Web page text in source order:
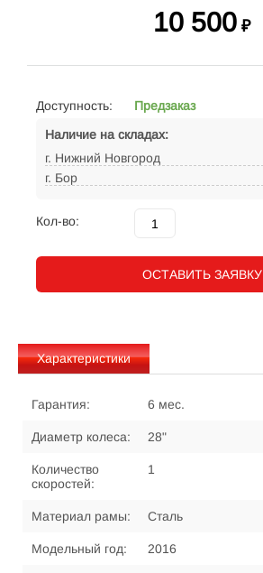
10 500 ₽
Доступность:
Предзаказ
Наличие на складах:
г. Нижний Новгород
г. Бор
Кол-во:
ОСТАВИТЬ ЗАЯВКУ
Характеристики
Гарантия: 6 мес.
Диаметр колеса: 28"
Количество
скоростей:
1
Материал рамы: Сталь
Модельный год: 2016